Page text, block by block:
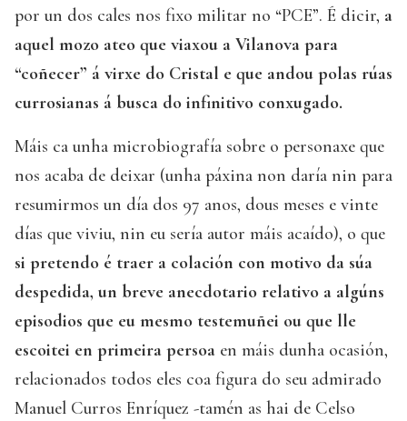
por un dos cales nos fixo militar no “PCE”. É dicir, a
aquel mozo ateo que viaxou a Vilanova para
“coñecer” á virxe do Cristal e que andou polas rúas
currosianas á busca do infinitivo conxugado.
Máis ca unha microbiografía sobre o personaxe que
nos acaba de deixar (unha páxina non daría nin para
resumirmos un día dos 97 anos, dous meses e vinte
días que viviu, nin eu sería autor máis acaído), o que
si pretendo é traer a colación con motivo da súa
despedida, un breve anecdotario relativo a algúns
episodios que eu mesmo testemuñei ou que lle
escoitei en primeira persoa en máis dunha ocasión,
relacionados todos eles coa figura do seu admirado
Manuel Curros Enríquez -tamén as hai de Celso